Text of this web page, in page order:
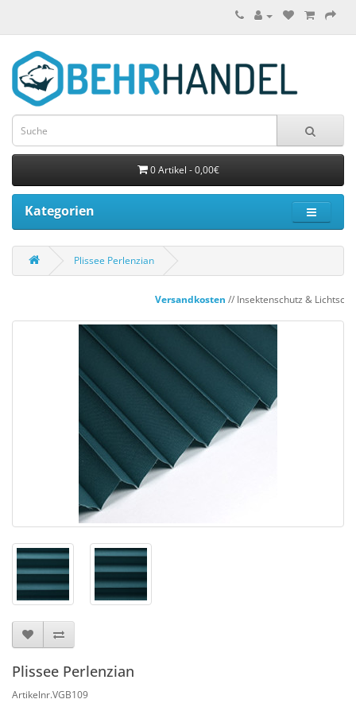
0 Artikel - 0,00€
Kategorien
Plissee Perlenzian
Versandkosten// Insektenschutz &
Plissee Perlenzian
Artikelnr.VGB109